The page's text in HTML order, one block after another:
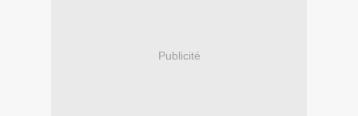
Publicité